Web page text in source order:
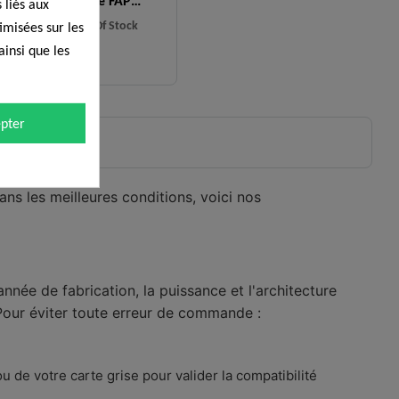
remplace Mitsubishi
1865A364...
Out Of Stock
29,90 €
les meilleures conditions, voici nos
de fabrication, la puissance et l'architecture
éviter toute erreur de commande :
de votre carte grise pour valider la compatibilité
liés aux
sur les
que les